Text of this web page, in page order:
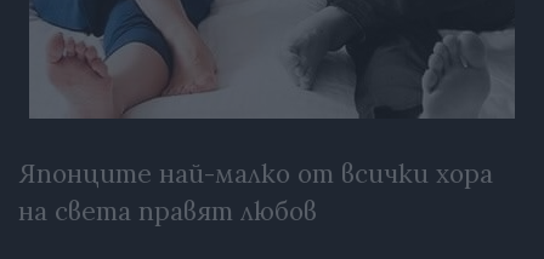
Японците най-малко от всички хора
на света правят любов